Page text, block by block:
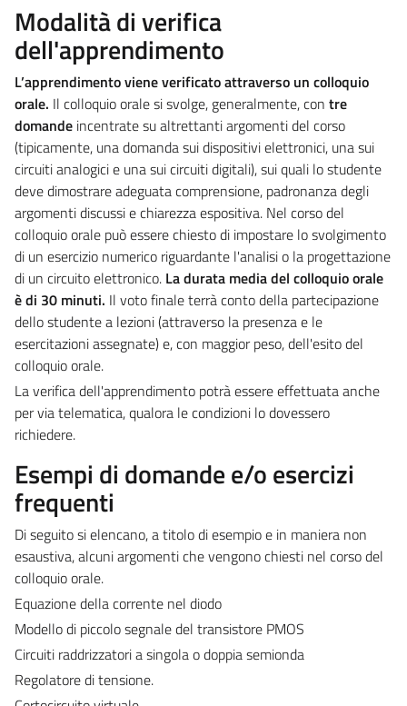
Modalità di verifica
dell'apprendimento
L’apprendimento viene verificato attraverso un colloquio
orale. Il colloquio orale si svolge, generalmente, con tre
domande incentrate su altrettanti argomenti del corso
(tipicamente, una domanda sui dispositivi elettronici, una sui
circuiti analogici e una sui circuiti digitali), sui quali lo studente
deve dimostrare adeguata comprensione, padronanza degli
argomenti discussi e chiarezza espositiva. Nel corso del
colloquio orale può essere chiesto di impostare lo svolgimento
di un esercizio numerico riguardante l'analisi o la progettazione
di un circuito elettronico. La durata media del colloquio orale
è di 30 minuti. Il voto finale terrà conto della partecipazione
dello studente a lezioni (attraverso la presenza e le
esercitazioni assegnate) e, con maggior peso, dell'esito del
colloquio orale.
La verifica dell'apprendimento potrà essere effettuata anche
per via telematica, qualora le condizioni lo dovessero
richiedere.
Esempi di domande e/o esercizi
frequenti
Di seguito si elencano, a titolo di esempio e in maniera non
esaustiva, alcuni argomenti che vengono chiesti nel corso del
colloquio orale.
Equazione della corrente nel diodo
Modello di piccolo segnale del transistore PMOS
Circuiti raddrizzatori a singola o doppia semionda
Regolatore di tensione.